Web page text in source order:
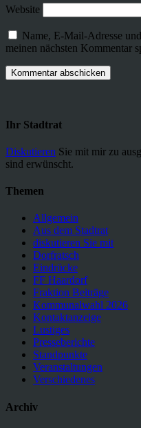
Website
Name, E-Mail-Adresse
meinen nächsten Kommentar
Ihr Stadtrat
Diskutieren Sie mit mir zu
sind erwünscht.
Themen
Allgemein
Aus dem Stadtrat
diskutieren Sie mit
Dorfratsch
Eindrücke
FF Haardorf
Fraktion Beiträge
Kommunalwahl 2026
Kontaktanzeige
Lustiges
Presseberichte
Standpunkte
Veranstaltungen
Verschiedenes
Archiv